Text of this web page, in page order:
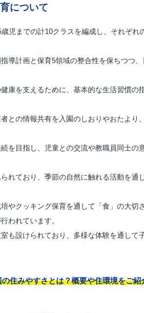
について
児までの計10クラスを編成し、それぞれ
導計画と保育5領域の整合性を保ちつつ
康を支えるために、基本的な生活習慣の
との情報共有を入園のしおりやおたより
を目指し、児童との交流や教職員同士の
れており、季節の自然に触れる活動を通
やクッキング保育を通して「食」の大切
われています。
も設けられており、多様な体験を通して
住みやすさとは？概要や住環境をご紹